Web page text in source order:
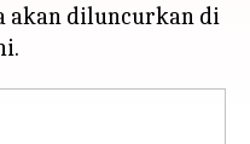
akan diluncurkan di